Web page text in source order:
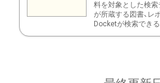
料を対象とした検
が所蔵する図書、レ
Docketが検索できる